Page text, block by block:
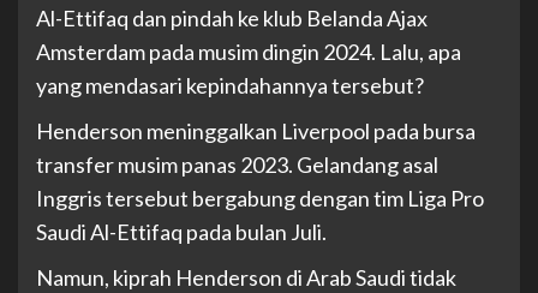
Al-Ettifaq dan pindah ke klub Belanda Ajax
Amsterdam pada musim dingin 2024. Lalu, apa
yang mendasari kepindahannya tersebut?
Henderson meninggalkan Liverpool pada bursa
transfer musim panas 2023. Gelandang asal
Inggris tersebut bergabung dengan tim Liga Pro
Saudi Al-Ettifaq pada bulan Juli.
Namun, kiprah Henderson di Arab Saudi tidak